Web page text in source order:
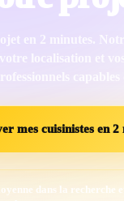
en 2 minutes.
localisation et vos
capables
mes cuisinistes en 2
dans la recherche